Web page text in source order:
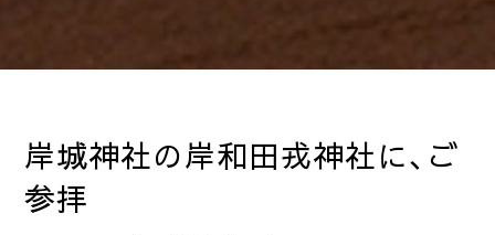
岸城神社の岸和田戎神社に、ご
参拝